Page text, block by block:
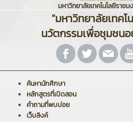
มหาวิทยาลัยเทคโนโลยีราช
"มหาวิทยาลัยเทคโ
นวัตกรรมเพื่อชุมชน
ค้นหานักศึกษา
หลักสูตรที่เปิดสอน
คำถามที่พบบ่อย
เว็บลิงค์